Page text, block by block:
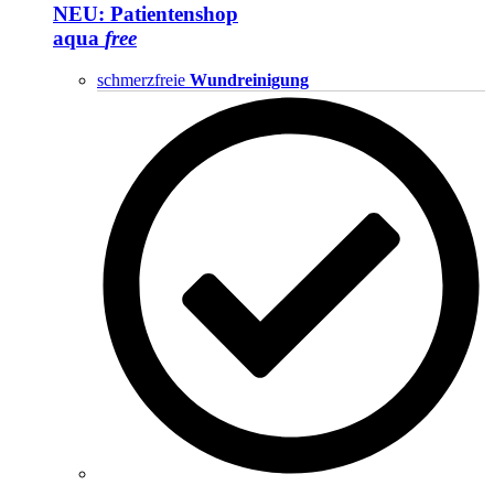
NEU: Patientenshop
aqua free
schmerzfreie Wundreinigung